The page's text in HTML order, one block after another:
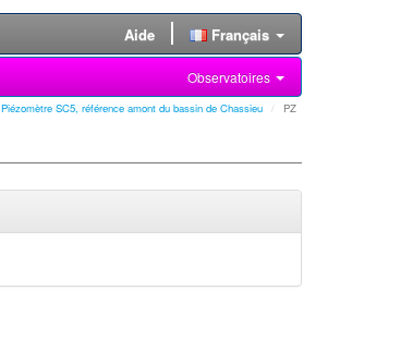
Aide Français
Observatoires
Piézomètre SC5, référence amont du bassin de Chassieu PZ